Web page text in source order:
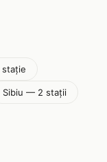
Sibiu — 2 stații